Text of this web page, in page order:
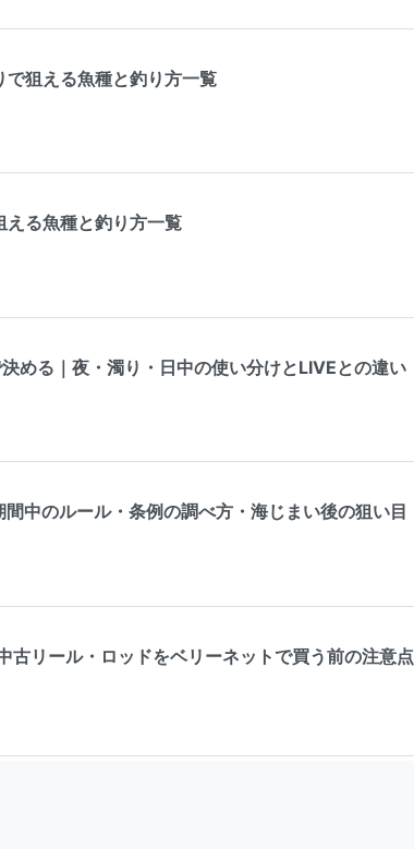
狙える魚種と釣り方一覧
る魚種と釣り方一覧
める｜夜・濁り・日中の使い分けとLIVEとの違い
中のルール・条例の調べ方・海じまい後の狙い目
古リール・ロッドをベリーネットで買う前の注意点